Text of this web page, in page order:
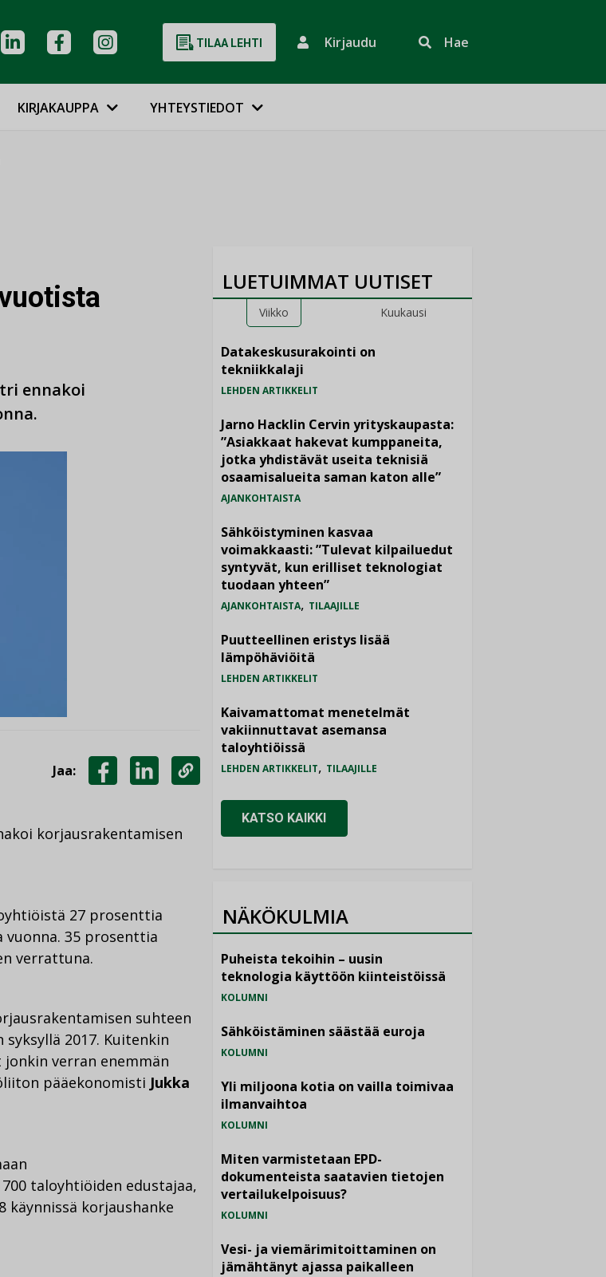
TILAA LEHTI Kirjaudu Hae
KIRJAKAUPPA YHTEYSTIEDOT
ennakoi
Jaa:
LINKEDINISSÄ
korjausrakentamisen
27 prosenttia
vuonna. 35 prosenttia
verrattuna.
suhteen
2017. Kuitenkin
verran enemmän
pääekonomisti Jukka
taloyhtiöiden edustajaa,
käynnissä korjaushanke
LUETUIMMAT UUTISET
Viikko Kuukausi
Datakeskusurakointi on
tekniikkalaji
LEHDEN ARTIKKELIT
Jarno Hacklin Cervin yrityskaupasta:
”Asiakkaat hakevat kumppaneita,
jotka yhdistävät useita teknisiä
osaamisalueita saman katon alle”
AJANKOHTAISTA
Sähköistyminen kasvaa
voimakkaasti: ”Tulevat kilpailuedut
syntyvät, kun erilliset teknologiat
tuodaan yhteen”
AJANKOHTAISTA, TILAAJILLE
Puutteellinen eristys lisää
lämpöhäviöitä
LEHDEN ARTIKKELIT
Kaivamattomat menetelmät
vakiinnuttavat asemansa
taloyhtiöissä
LEHDEN ARTIKKELIT, TILAAJILLE
KATSO KAIKKI
NÄKÖKULMIA
Puheista tekoihin – uusin
teknologia käyttöön kiinteistöissä
KOLUMNI
Sähköistäminen säästää euroja
KOLUMNI
Yli miljoona kotia on vailla toimivaa
ilmanvaihtoa
KOLUMNI
Miten varmistetaan EPD-
dokumenteista saatavien tietojen
vertailukelpoisuus?
KOLUMNI
Vesi- ja viemärimitoittaminen on
jämähtänyt ajassa paikalleen